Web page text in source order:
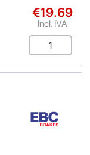
€19.69
Incl. IVA